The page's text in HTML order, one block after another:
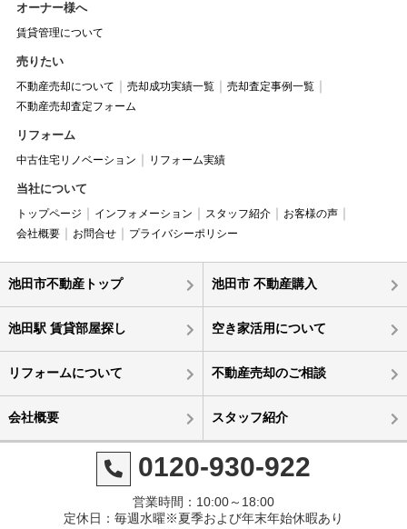
オーナー様へ
賃貸管理について
売りたい
不動産売却について 売却成功実績一覧
売却査定事例一覧
不動産売却査定フォーム
リフォーム
中古住宅リノベーション リフォーム実績
当社について
トップページ インフォメーション スタッフ紹介
お客様の声
会社概要
お問合せ プライバシーポリシー
池田市不動産トップ 池田市 不動産購入
池田駅 賃貸部屋探し 空き家活用について
リフォームについて 不動産売却のご相談
会社概要 スタッフ紹介
0120-930-922
営業時間：10:00～18:00
定休日：毎週水曜※夏季および年末年始休暇あり